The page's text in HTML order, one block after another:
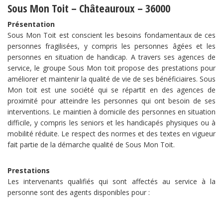
Sous Mon Toit – Châteauroux – 36000
Présentation
Sous Mon Toit est conscient les besoins fondamentaux de ces
personnes fragilisées, y compris les personnes âgées et les
personnes en situation de handicap. A travers ses agences de
service, le groupe Sous Mon toit propose des prestations pour
améliorer et maintenir la qualité de vie de ses bénéficiaires. Sous
Mon toit est une société qui se répartit en des agences de
proximité pour atteindre les personnes qui ont besoin de ses
interventions. Le maintien à domicile des personnes en situation
difficile, y compris les seniors et les handicapés physiques ou à
mobilité réduite. Le respect des normes et des textes en vigueur
fait partie de la démarche qualité de Sous Mon Toit.
Prestations
Les intervenants qualifiés qui sont affectés au service à la
personne sont des agents disponibles pour :